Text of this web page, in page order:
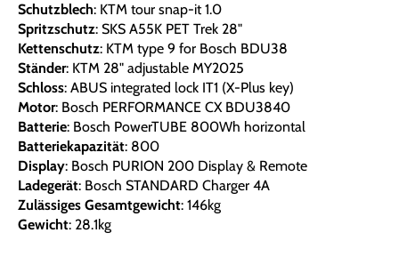
Schutzblech: KTM tour snap-it 1.0
Spritzschutz: SKS A55K PET Trek 28"
Kettenschutz: KTM type 9 for Bosch BDU38
Ständer: KTM 28" adjustable MY2025
Schloss: ABUS integrated lock IT1 (X-Plus key)
Motor: Bosch PERFORMANCE CX BDU3840
Batterie: Bosch PowerTUBE 800Wh horizontal
Batteriekapazität: 800
Display: Bosch PURION 200 Display & Remote
Ladegerät: Bosch STANDARD Charger 4A
Zulässiges Gesamtgewicht: 146kg
Gewicht: 28.1kg